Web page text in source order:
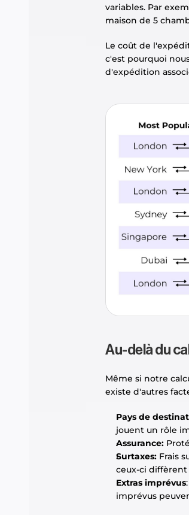
variables. Par
maison de 5
Le coût de
c'est pourquoi
d'expédition
Au-delà du
Même si notre
existe d'autres
Pays de
jouent un rôle
Assurance:
Surtaxes: Frais
ceux-ci diffèrent
Extras imprévus
imprévus